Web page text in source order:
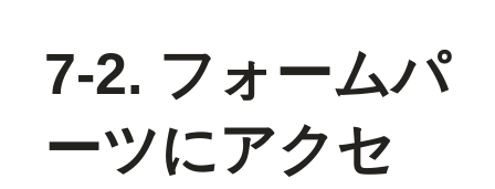
7-2. フォームパ
ーツにアクセ